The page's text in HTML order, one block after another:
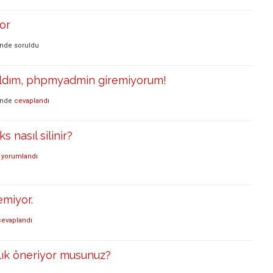
soruldu
phpmyadmin giremiyorum!
cevaplandı
nasıl silinir?
yorumlandı
öneriyor musunuz?